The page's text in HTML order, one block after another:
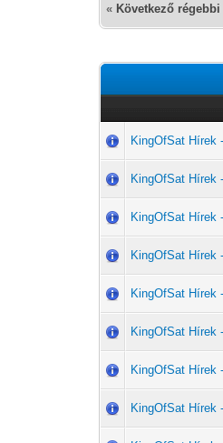
« Következő régebbi
KingOfSat Hírek
KingOfSat Hírek
KingOfSat Hírek
KingOfSat Hírek
KingOfSat Hírek
KingOfSat Hírek
KingOfSat Hírek
KingOfSat Hírek